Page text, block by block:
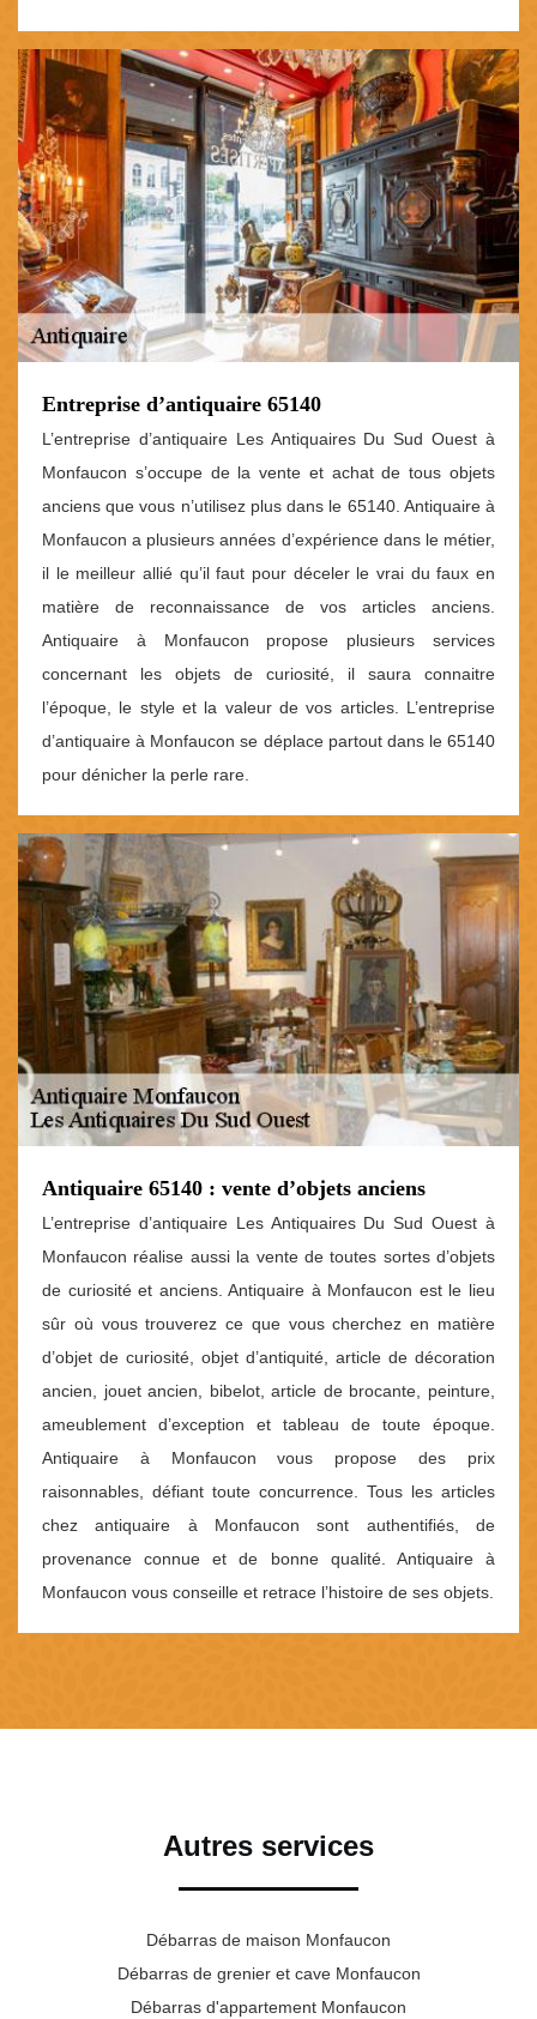
Entreprise d’antiquaire 65140
L’entreprise d’antiquaire Les Antiquaires Du Sud Ouest à
Monfaucon s’occupe de la vente et achat de tous objets
anciens que vous n’utilisez plus dans le 65140. Antiquaire à
Monfaucon a plusieurs années d’expérience dans le métier,
il le meilleur allié qu’il faut pour déceler le vrai du faux en
matière de reconnaissance de vos articles anciens.
Antiquaire à Monfaucon propose plusieurs services
concernant les objets de curiosité, il saura connaitre
l’époque, le style et la valeur de vos articles. L’entreprise
d’antiquaire à Monfaucon se déplace partout dans le 65140
pour dénicher la perle rare.
Antiquaire 65140 : vente d’objets anciens
L’entreprise d’antiquaire Les Antiquaires Du Sud Ouest à
Monfaucon réalise aussi la vente de toutes sortes d’objets
de curiosité et anciens. Antiquaire à Monfaucon est le lieu
sûr où vous trouverez ce que vous cherchez en matière
d’objet de curiosité, objet d’antiquité, article de décoration
ancien, jouet ancien, bibelot, article de brocante, peinture,
ameublement d’exception et tableau de toute époque.
Antiquaire à Monfaucon vous propose des prix
raisonnables, défiant toute concurrence. Tous les articles
chez antiquaire à Monfaucon sont authentifiés, de
provenance connue et de bonne qualité. Antiquaire à
Monfaucon vous conseille et retrace l’histoire de ses objets.
Autres services
Débarras de maison Monfaucon
Débarras de grenier et cave Monfaucon
Débarras d'appartement Monfaucon